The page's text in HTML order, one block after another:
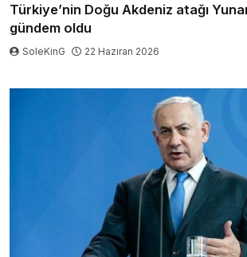
Türkiye’nin Doğu Akdeniz atağı
gündem oldu
SoleKinG 22 Haziran 2026